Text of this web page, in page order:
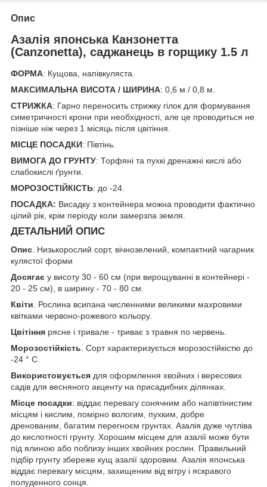
Опис
Азалія японська Канзонетта
(Canzonetta), саджанець в горщику 1.5 л
ФОРМА: Кущова, напівкуляста.
МАКСИМАЛЬНА ВИСОТА / ШИРИНА: 0,6 м / 0,8 м.
СТРИЖКА: Гарно переносить стрижку гілок для формування
симетричності крони при необхідності, але це проводиться не
пізніше ніж через 1 місяць після цвітіння.
МІСЦЕ ПОСАДКИ: Півтінь.
ВИМОГА ДО ГРУНТУ: Торфяні та пухкі дренажні кислі або
слабокислі ґрунти.
МОРОЗОСТІЙКІСТЬ: до -24.
ПОСАДКА: Висадку з контейнера можна проводити фактично
цілий рік, крім періоду коли замерзла земля.
ДЕТАЛЬНИЙ ОПИС
Опис . Низькорослий сорт, вічнозелений, компактний чагарник
кулястої форми
Досягає у висоту 30 - 60 см (при вирощуванні в контейнері -
20 - 25 см), в ширину - 70 - 80 см.
Квіти . Рослина всипана численними великими махровими
квітками червоно-рожевого кольору.
Цвітіння рясне і тривале - триває з травня по червень.
Морозостійкість . Сорт характеризується морозостійкістю до
-24 ° С.
Використовується для оформлення хвойних і вересових
садів для весняного акценту на присадибних ділянках.
Місце посадки: віддає перевагу сонячним або напівтінистим
місцям і кислим, помірно вологим, пухким, добре
дренованим, багатим перегноєм грунтах. Азалія дуже чутліва
до кислотності грунту. Хорошим місцем для азалії може бути
під ялиною або поблизу інших хвойних рослин. Правильний
підбір грунту збереже кущ азалії здоровим. Азалія японська
віддає перевагу місцям, захищеним від вітру і яскравого
полуденного сонця.